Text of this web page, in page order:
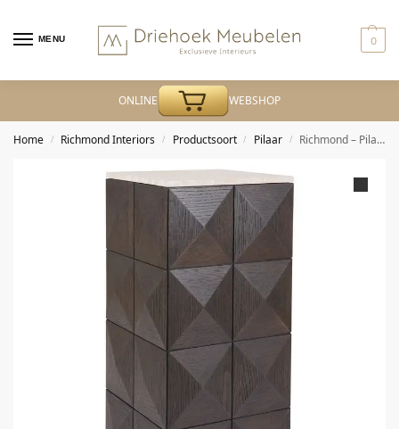
MENU 0
ONLINE WEBSHOP
Home / Richmond Interiors / Productsoort / Pilaar / Richmond – Pilaar Claremont brown